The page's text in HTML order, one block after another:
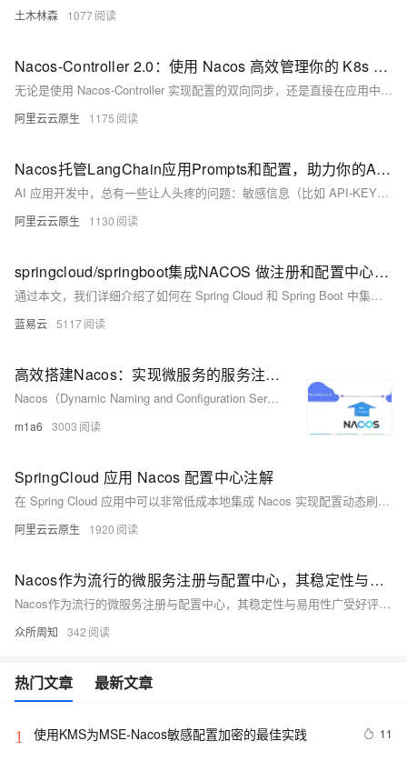
土木林森 1077
Nacos-Controller 2.0：使用 Nacos 高效管理你的 K8s 配置
无论是使用 Nacos-Controller 实现配置的双向同步，还是直接在应用中接入 Nacos SDK 以获得更高级的配置管理特性，都能显著提升配置管理的灵活性、安全性和可维护性。使用 Nacos，您能够更好地管理和优化您的应用配置，从而提高系统的稳定性和可靠性。
阿里云云原生 1175
Nacos托管LangChain应用Prompts和配置，助力你的AI助手快速进化
AI 应用开发中，总有一些让人头疼的问题：敏感信息（比如 API-KEY）怎么安全存储？模型参数需要频繁调整怎么办？Prompt 模板改来改去，每次都得重启服务，太麻烦了！别急，今天我们就来聊聊如何用 Nacos 解决这些问题。
阿里云云原生 1130
springcloud/springboot集成NACOS 做注册和配置中心以及nacos源码分析
通过本文，我们详细介绍了如何在 Spring Cloud 和 Spring Boot 中集成 Nacos 进行服务注册和配置管理，并对 Nacos 的源码进行了初步分析。Nacos 作为一个强大的服务注册和配置管理平台，为微服务架构提供
蓝易云 5117
高效搭建Nacos：实现微服务的服务注册与配置中心
Nacos（Dynamic Naming and Configuration Service）是阿里巴巴开源的一款动态服务发现、配置管理和服务管理平台。它旨在帮助开发者更轻松地构建、部署和管理分布式系统，特别是在微服务架构中。
m1a6 3003
SpringCloud 应用 Nacos 配置中心注解
在 Spring Cloud 应用中可以非常低成本地集成 Nacos 实现配置动态刷新，在应用程序代码中通过 Spring 官方的注解 @Value 和 @ConfigurationProperties，引用 Spring enviroment 上下文中的属性值，这种用法的最大优点是无代码层面侵入性，但也存在诸多限制，为了解决问题，提升应用接入 Nacos 配置中心的易用性，Spring Cloud Alibaba 发布一套全新的 Nacos 配置中心的注解。
阿里云云原生 1920
Nacos作为流行的微服务注册与配置中心，其稳定性与易用性广受好评
Nacos作为流行的微服务注册与配置中心，其稳定性与易用性广受好评。然而，“客户端不发送心跳检测”是使用中常见的问题之一。本文详细探讨了该问题的原因及解决方法，包括检查客户端配置、网络连接、日志、版本兼容性、心跳检测策略、服务实例注册状态、重启应用及环境变量等步骤，旨在帮助开发者快速定位并解决问题，确保服务正常运行。
众所周知 342
热门文章 最新文章
1 使用KMS为MSE-Nacos敏感配置加密的最佳实践 11